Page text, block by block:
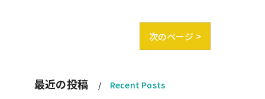
次のページ >
最近の投稿 Recent Posts